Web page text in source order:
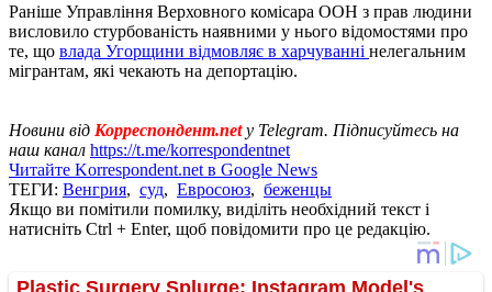
Раніше Управління Верховного комісара ООН з прав людини
висловило стурбованість наявними у нього відомостями про
те, що влада Угорщини відмовляє в харчуванні нелегальним
мігрантам, які чекають на депортацію.
Новини від Корреспондент.net у Telegram. Підписуйтесь на
наш канал https://t.me/korrespondentnet
Читайте Korrespondent.net в Google News
ТЕГИ: Венгрия, суд, Евросоюз, беженцы
Якщо ви помітили помилку, виділіть необхідний текст і
натисніть Ctrl + Enter, щоб повідомити про це редакцію.